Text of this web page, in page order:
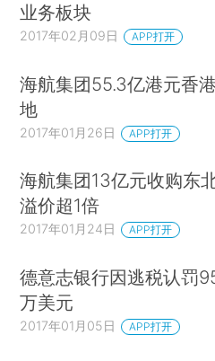
业务板块
2017年02月09日 APP打开
海航集团55.3亿港元香
地
2017年01月26日 APP打开
海航集团13亿元收购东
溢价超1倍
2017年01月24日 APP打开
德意志银行因逃税认罚
万美元
2017年01月05日 APP打开